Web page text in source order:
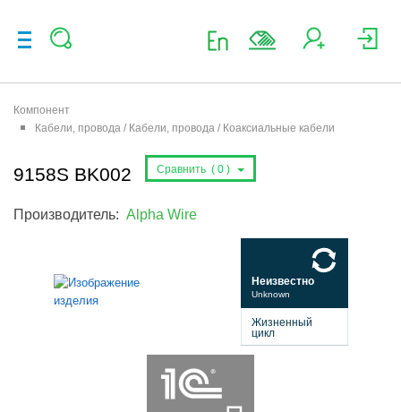
Компонент
Кабели, провода / Кабели, провода / Коаксиальные кабели
9158S BK002 Сравнить ( 0 )
Производитель: Alpha Wire